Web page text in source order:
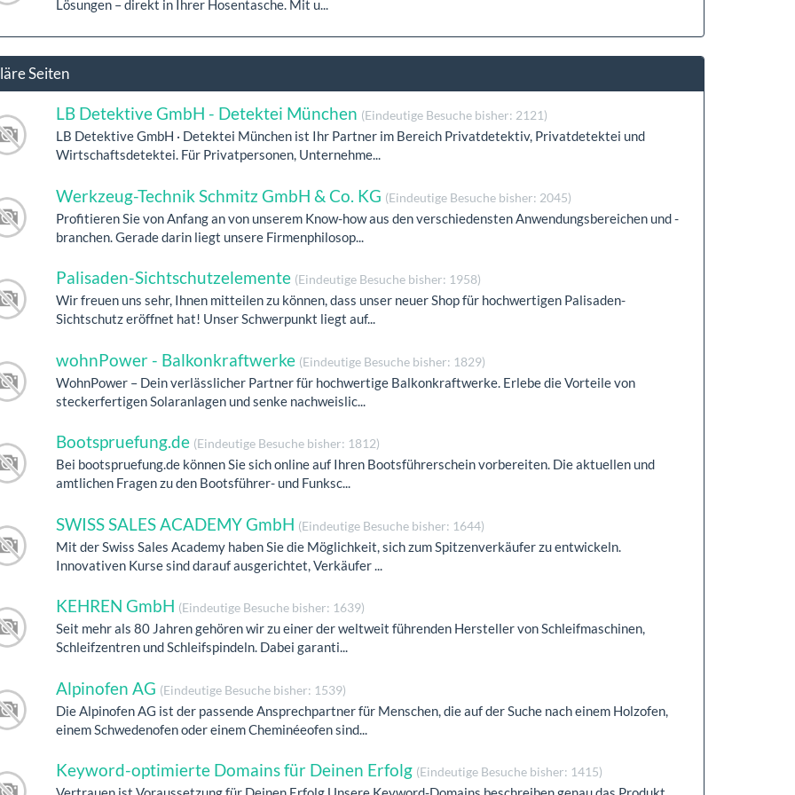
Lösungen – direkt in Ihrer Hosentasche. Mit u...
Seiten
LB Detektive GmbH - Detektei München (Eindeutige Besuche bisher: 2121)
LB Detektive GmbH · Detektei München ist Ihr Partner im Bereich Privatdetektiv, Privatdetektei und
Wirtschaftsdetektei. Für Privatpersonen, Unternehme...
Werkzeug-Technik Schmitz GmbH & Co. KG (Eindeutige Besuche bisher: 2045)
Profitieren Sie von Anfang an von unserem Know-how aus den verschiedensten Anwendungsbereichen und -
branchen. Gerade darin liegt unsere Firmenphilosop...
Palisaden-Sichtschutzelemente (Eindeutige Besuche bisher: 1958)
Wir freuen uns sehr, Ihnen mitteilen zu können, dass unser neuer Shop für hochwertigen Palisaden-
Sichtschutz eröffnet hat! Unser Schwerpunkt liegt auf...
wohnPower - Balkonkraftwerke (Eindeutige Besuche bisher: 1829)
WohnPower – Dein verlässlicher Partner für hochwertige Balkonkraftwerke. Erlebe die Vorteile von
steckerfertigen Solaranlagen und senke nachweislic...
Bootspruefung.de (Eindeutige Besuche bisher: 1812)
Bei bootspruefung.de können Sie sich online auf Ihren Bootsführerschein vorbereiten. Die aktuellen und
amtlichen Fragen zu den Bootsführer- und Funksc...
SWISS SALES ACADEMY GmbH (Eindeutige Besuche bisher: 1644)
Mit der Swiss Sales Academy haben Sie die Möglichkeit, sich zum Spitzenverkäufer zu entwickeln.
Innovativen Kurse sind darauf ausgerichtet, Verkäufer ...
KEHREN GmbH (Eindeutige Besuche bisher: 1639)
Seit mehr als 80 Jahren gehören wir zu einer der weltweit führenden Hersteller von Schleifmaschinen,
Schleifzentren und Schleifspindeln. Dabei garanti...
Alpinofen AG (Eindeutige Besuche bisher: 1539)
Die Alpinofen AG ist der passende Ansprechpartner für Menschen, die auf der Suche nach einem Holzofen,
einem Schwedenofen oder einem Cheminéeofen sind...
Keyword-optimierte Domains für Deinen Erfolg (Eindeutige Besuche bisher: 1415)